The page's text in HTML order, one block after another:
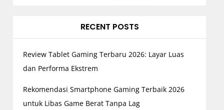
RECENT POSTS
Review Tablet Gaming Terbaru 2026: Layar Luas
dan Performa Ekstrem
Rekomendasi Smartphone Gaming Terbaik 2026
untuk Libas Game Berat Tanpa Lag